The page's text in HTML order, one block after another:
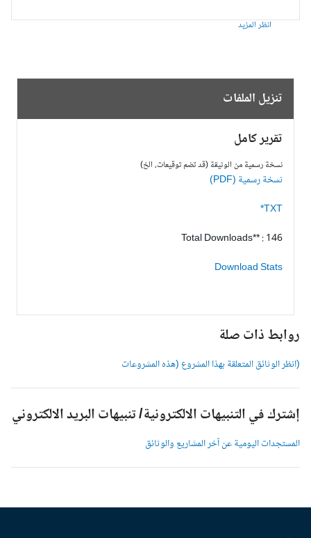
انظر المزيد
تنزيل الملفات
تقرير كامل
نسخة رسمية من الوثيقة (قد تضم توقيعات، الخ)
نسخة رسمية (PDF)
TXT*
Total Downloads** : 146
Download Stats
روابط ذات صلة
(انظر الوثائق المتعلقة بهذا المشروع (هذه المشروعات
إشترك في التنبيهات الالكترونية/ تنبيهات البريد الالكتروني
المستجدات اليومية عن آخر المشاريع والوثائق